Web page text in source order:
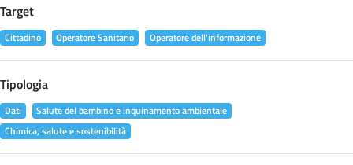
Target
Cittadino Operatore Sanitario Operatore dell'informazione
Tipologia
Dati
Salute del bambino e inquinamento ambientale
Chimica, salute e sostenibilità